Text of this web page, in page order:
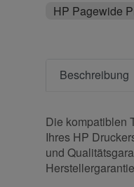
HP Pagewide
Beschreibung
Die kompatiblen
Ihres HP
und